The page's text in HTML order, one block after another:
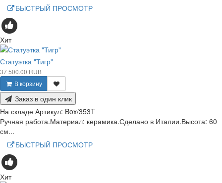
БЫСТРЫЙ ПРОСМОТР
Хит
Статуэтка "Тигр"
37 500.00 RUB
В корзину
Заказ в один клик
На складе Артикул: Box/353T
Ручная работа.Материал: керамика.Сделано в Италии.Высота: 60
см...
БЫСТРЫЙ ПРОСМОТР
Хит